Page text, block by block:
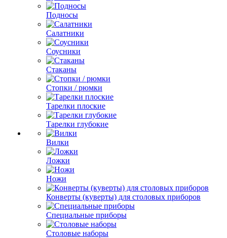
Подносы
Салатники
Соусники
Стаканы
Стопки / рюмки
Тарелки плоские
Тарелки глубокие
Вилки
Ложки
Ножи
Конверты (куверты) для столовых приборов
Специальные приборы
Столовые наборы